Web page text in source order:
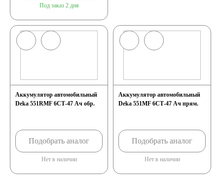
Под заказ 2 дня
Аккумулятор автомобильный
Deka 551RMF 6СТ-47 Ач обр.
Подобрать аналог
Нет в наличии
Аккумулятор автомобильный
Deka 551MF 6СТ-47 Ач прям.
Подобрать аналог
Нет в наличии